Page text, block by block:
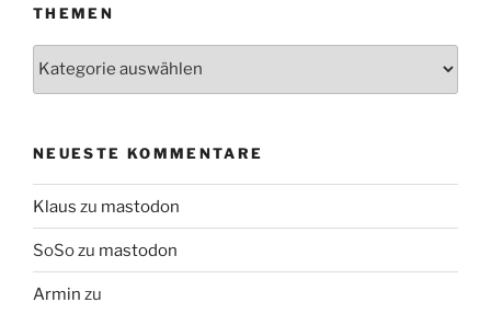
THEMEN
NEUESTE KOMMENTARE
Klaus zu mastodon
SoSozu mastodon
Armin zu